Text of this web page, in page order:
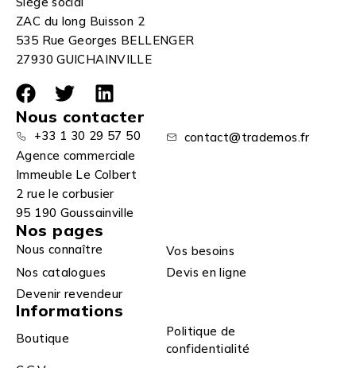
ZAC du long Buisson 2
535 Rue Georges BELLENGER
27930 GUICHAINVILLE
Nous contacter
+33 1 30 29 57 50
contact@trademos.fr
Agence commerciale
Immeuble Le Colbert
2 rue le corbusier
95 190 Goussainville
Nos pages
Nous connaître
Vos besoins
Nos catalogues
Devis en ligne
Devenir revendeur
Informations
Boutique
Politique de
confidentialité